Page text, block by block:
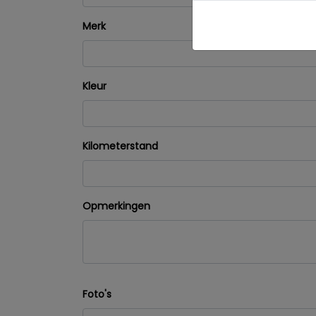
Merk
Kleur
Kilometerstand
Opmerkingen
Foto's